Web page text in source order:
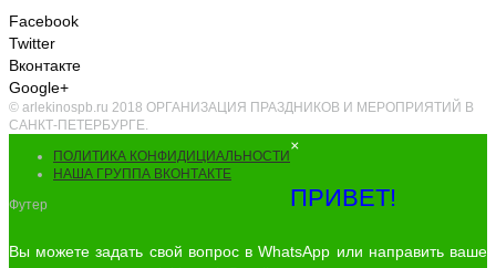
Facebook
Twitter
Вконтакте
Google+
© arlekinospb.ru 2018 ОРГАНИЗАЦИЯ ПРАЗДНИКОВ И МЕРОПРИЯТИЙ В
САНКТ-ПЕТЕРБУРГЕ.
ПОЛИТИКА КОНФИДИЦИАЛЬНОСТИ
НАША ГРУППА ВКОНТАКТЕ
Футер
×
ПРИВЕТ!
Вы можете задать свой вопрос в WhatsApp или направить ваше